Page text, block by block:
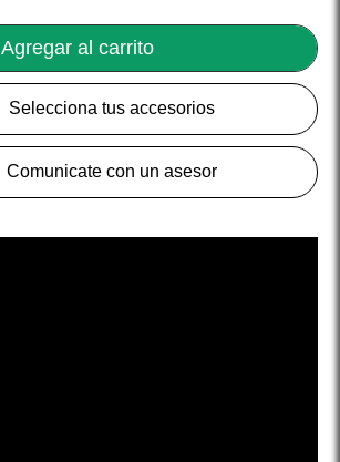
Agregar al carrito
Selecciona tus accesorios
Comunicate con un asesor